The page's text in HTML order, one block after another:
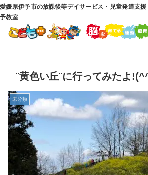
愛媛県伊予市の放課後等デイサービス・児童発達支
予教室
¨黄色い丘¨に行ってみたよ
未分類